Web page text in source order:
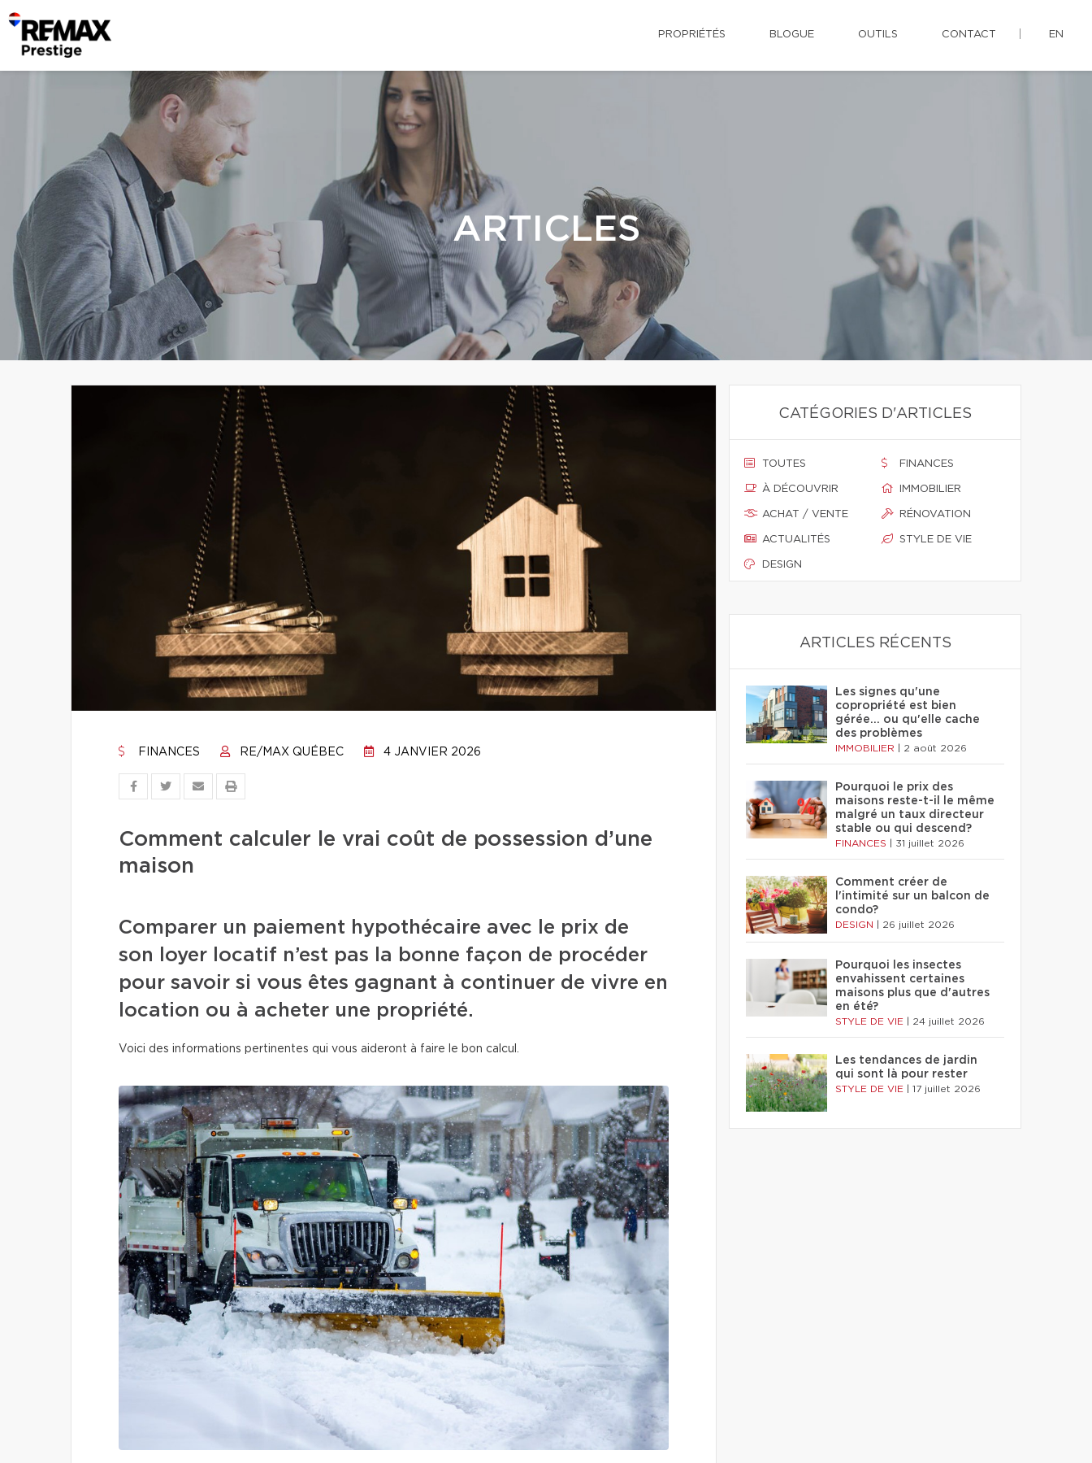
PROPRIÉTÉS BLOGUE OUTILS CONTACT EN
ARTICLES
FINANCES RE/MAX QUÉBEC 4 JANVIER 2026
Comment calculer le vrai coût de possession d’une
maison
Comparer un paiement hypothécaire avec le prix de
son loyer locatif n’est pas la bonne façon de procéder
pour savoir si vous êtes gagnant à continuer de vivre en
location ou à acheter une propriété.
Voici des informations pertinentes qui vous aideront à faire le bon calcul.
CATÉGORIES D'ARTICLES
TOUTES
À DÉCOUVRIR
ACHAT / VENTE
ACTUALITÉS
DESIGN
FINANCES
IMMOBILIER
RÉNOVATION
STYLE DE VIE
ARTICLES RÉCENTS
Les signes qu'une
copropriété est bien
gérée… ou qu'elle cache
des problèmes
IMMOBILIER 2 août 2026
Pourquoi le prix des
maisons reste-t-il le même
malgré un taux directeur
stable ou qui descend?
FINANCES 31 juillet 2026
Comment créer de
l'intimité sur un balcon de
condo?
DESIGN 26 juillet 2026
Pourquoi les insectes
envahissent certaines
maisons plus que d'autres
en été?
STYLE DE VIE 24 juillet 2026
Les tendances de jardin
qui sont là pour rester
STYLE DE VIE 17 juillet 2026